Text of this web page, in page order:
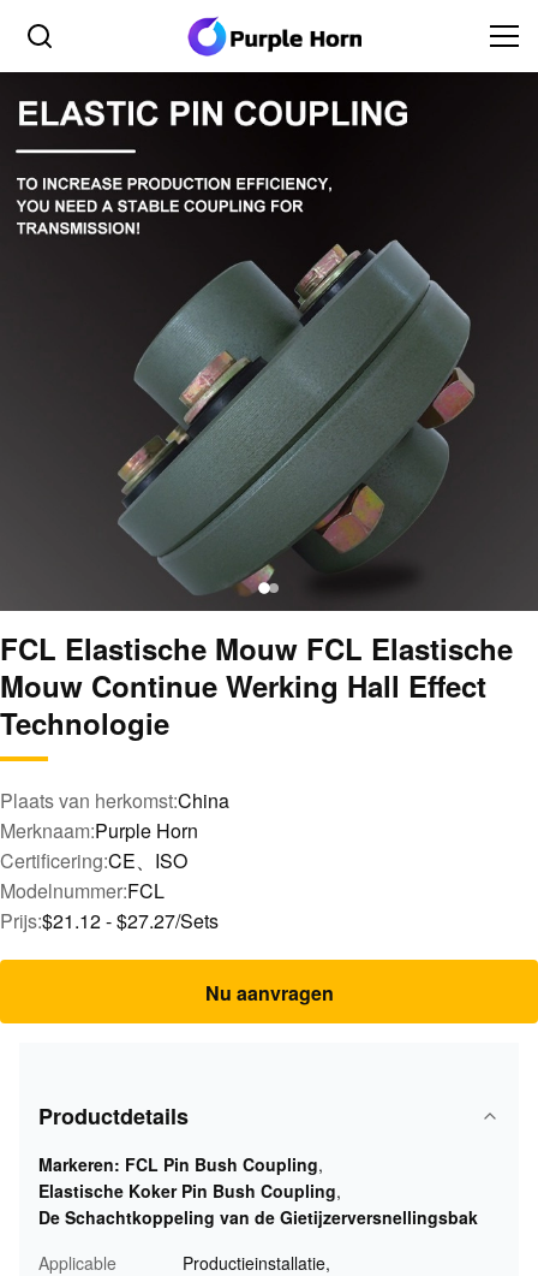
FCL Elastische Mouw FCL Elastische
Mouw Continue Werking Hall Effect
Technologie
Plaats van herkomst:China
Merknaam:Purple Horn
Certificering:CE、ISO
Modelnummer:FCL
Prijs:$21.12 - $27.27/Sets
Nu aanvragen
Productdetails
Markeren: FCL Pin Bush Coupling,
Elastische Koker Pin Bush Coupling,
De Schachtkoppeling van de Gietijzerversnellingsbak
Applicable
Productieinstallatie,